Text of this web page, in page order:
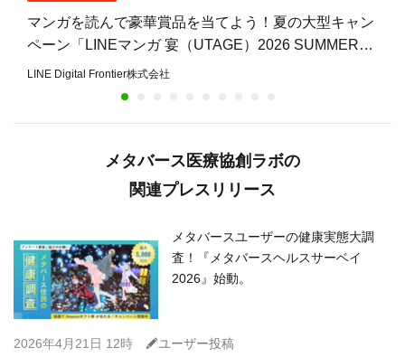
マンガを読んで豪華賞品を当てよう！夏の大型キャン
ペーン「LINEマンガ 宴（UTAGE）2026 SUMMER」
開催
LINE Digital Frontier株式会社
メタバース医療協創ラボの
関連プレスリリース
メタバースユーザーの健康実態大調
査！『メタバースヘルスサーベイ
2026』始動。
2026年4月21日 12時 Cユーザー投稿